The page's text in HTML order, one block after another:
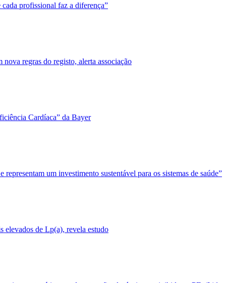
profissional faz a diferença”
regras do registo, alerta associação
Cardíaca” da Bayer
um investimento sustentável para os sistemas de saúde”
elevados de Lp(a), revela estudo